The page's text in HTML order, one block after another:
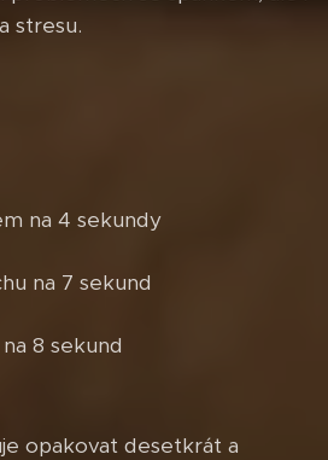
stresu.
na 4 sekundy
na 7 sekund
8 sekund
opakovat desetkrát a